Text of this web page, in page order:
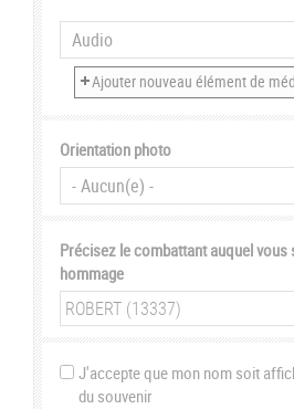
Orientation photo
Précisez le combattant auquel vous
hommage
J'accepte que mon nom soit
du souvenir